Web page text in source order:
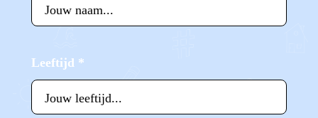
Leeftijd *